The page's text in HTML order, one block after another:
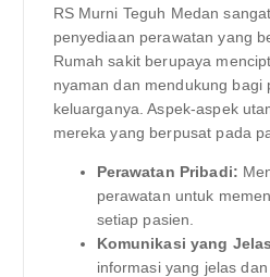
RS Murni Teguh Medan
penyediaan perawatan yang
Rumah sakit berupaya
nyaman dan mendukung bagi
keluarganya. Aspek-aspek
mereka yang berpusat pada
Perawatan Pribadi:
perawatan untuk
setiap pasien.
Komunikasi yang
informasi yang jelas